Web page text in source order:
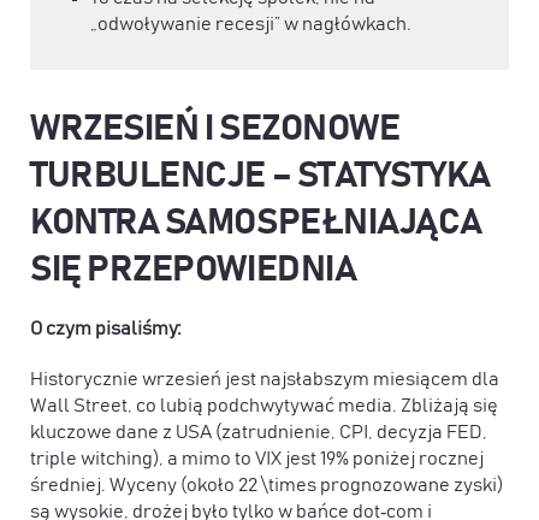
„odwoływanie recesji” w nagłówkach.
WRZESIEŃ I SEZONOWE
TURBULENCJE – STATYSTYKA
KONTRA SAMOSPEŁNIAJĄCA
SIĘ PRZEPOWIEDNIA
O czym pisaliśmy:
Historycznie wrzesień jest najsłabszym miesiącem dla
Wall Street, co lubią podchwytywać media. Zbliżają się
kluczowe dane z USA (zatrudnienie, CPI, decyzja FED,
triple witching), a mimo to VIX jest 19% poniżej rocznej
średniej. Wyceny (około 22 \times prognozowane zyski)
są wysokie, drożej było tylko w bańce dot‑com i